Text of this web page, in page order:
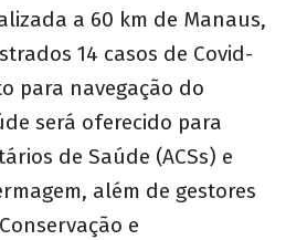
a 60 km de Manaus,
14 casos de Covid-
para navegação do
será oferecido para
de Saúde (ACSs) e
além de gestores
e